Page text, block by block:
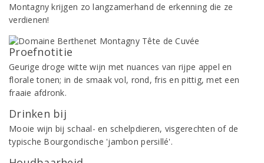
Montagny krijgen zo langzamerhand de erkenning die ze
verdienen!
Proefnotitie
Geurige droge witte wijn met nuances van rijpe appel en
florale tonen; in de smaak vol, rond, fris en pittig, met een
fraaie afdronk.
Drinken bij
Mooie wijn bij schaal- en schelpdieren, visgerechten of de
typische Bourgondische 'jambon persillé'.